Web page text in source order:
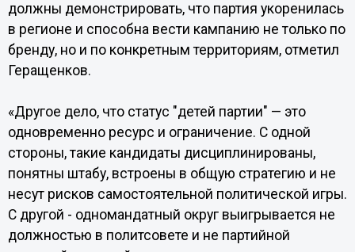
должны демонстрировать, что партия укоренилась
в регионе и способна вести кампанию не только по
бренду, но и по конкретным территориям, отметил
Геращенков.
«Другое дело, что статус "детей партии" — это
одновременно ресурс и ограничение. С одной
стороны, такие кандидаты дисциплинированы,
понятны штабу, встроены в общую стратегию и не
несут рисков самостоятельной политической игры.
С другой - одномандатный округ выигрывается не
должностью в политсовете и не партийной